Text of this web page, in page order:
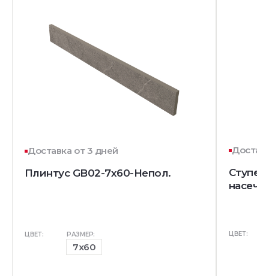
Доставка от 3 дней
Плинтус GB02-7x60-Непол.
ЦВЕТ: РАЗМЕР:
7x60
ЦВЕТ: